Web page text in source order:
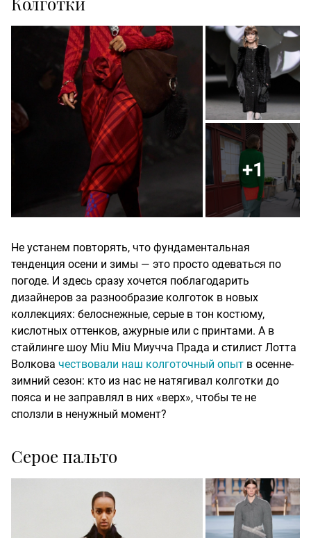
+1
Не устанем повторять, что фундаментальная
тенденция осени и зимы — это просто одеваться по
погоде. И здесь сразу хочется поблагодарить
дизайнеров за разнообразие колготок в новых
коллекциях: белоснежные, серые в тон костюму,
кислотных оттенков, ажурные или с принтами. А в
стайлинге шоу Miu Miu Миучча Прада и стилист Лотта
Волкова чествовали наш колготочный опыт в осенне-
зимний сезон: кто из нас не натягивал колготки до
пояса и не заправлял в них «верх», чтобы те не
сползли в ненужный момент?
Серое пальто